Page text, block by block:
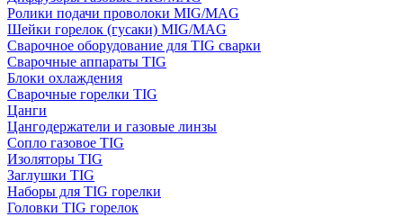
Ролики подачи проволоки MIG/MAG
Шейки горелок (гусаки) MIG/MAG
Сварочное оборудование для TIG сварки
Сварочные аппараты TIG
Блоки охлаждения
Сварочные горелки TIG
Цанги
Цангодержатели и газовые линзы
Сопло газовое TIG
Изоляторы TIG
Заглушки TIG
Наборы для TIG горелки
Головки TIG горелок